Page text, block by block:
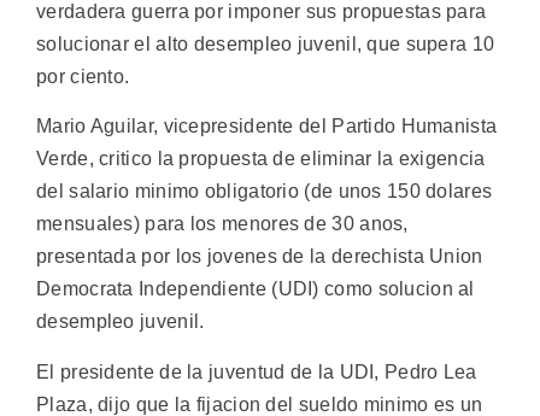
verdadera guerra por imponer sus propuestas para
solucionar el alto desempleo juvenil, que supera 10
por ciento.
Mario Aguilar, vicepresidente del Partido Humanista
Verde, critico la propuesta de eliminar la exigencia
del salario minimo obligatorio (de unos 150 dolares
mensuales) para los menores de 30 anos,
presentada por los jovenes de la derechista Union
Democrata Independiente (UDI) como solucion al
desempleo juvenil.
El presidente de la juventud de la UDI, Pedro Lea
Plaza, dijo que la fijacion del sueldo minimo es un